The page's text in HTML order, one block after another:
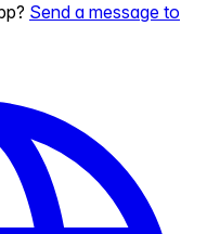
Send a message to